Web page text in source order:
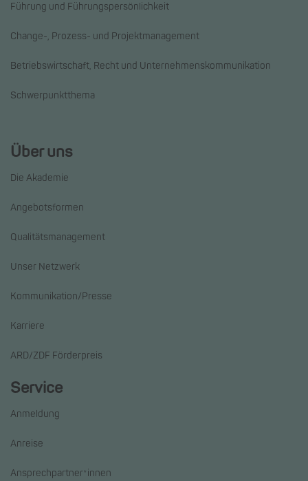
Führung und Führungspersönlichkeit
Change-, Prozess- und Projektmanagement
Betriebswirtschaft, Recht und Unternehmenskommunikation
Schwerpunktthema
Über uns
Die Akademie
Angebotsformen
Qualitätsmanagement
Unser Netzwerk
Kommunikation/Presse
Karriere
ARD/ZDF Förderpreis
Service
Anmeldung
Anreise
Ansprechpartner*innen